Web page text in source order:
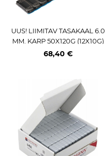
UUS! LIIMITAV TASAKAAL 6.0
MM. KARP 50X120G (12X10G)
FE. MUST. P.VÄRVITUD (HOF
68,40 €